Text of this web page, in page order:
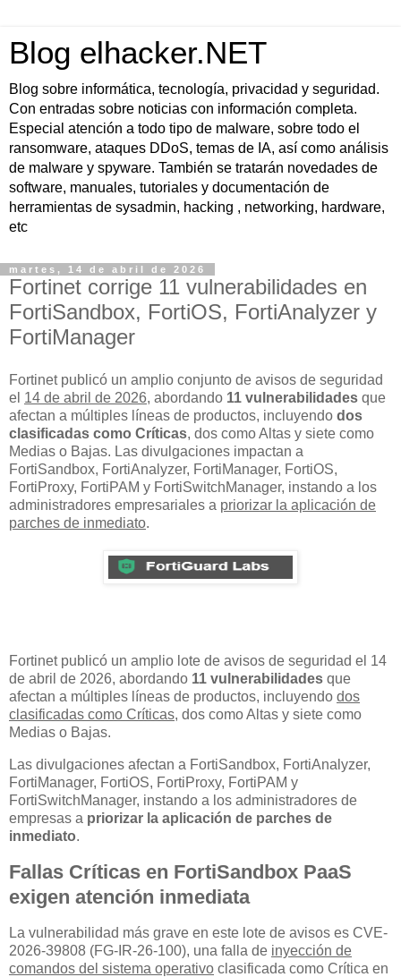
Blog elhacker.NET
Blog sobre informática, tecnología, privacidad y seguridad.
Con entradas sobre noticias con información completa.
Especial atención a todo tipo de malware, sobre todo el
ransomware, ataques DDoS, temas de IA, así como análisis
de malware y spyware. También se tratarán novedades de
software, manuales, tutoriales y documentación de
herramientas de sysadmin, hacking , networking, hardware,
etc
martes, 14 de abril de 2026
Fortinet corrige 11 vulnerabilidades en
FortiSandbox, FortiOS, FortiAnalyzer y
FortiManager
Fortinet publicó un amplio conjunto de avisos de seguridad
el 14 de abril de 2026, abordando 11 vulnerabilidades que
afectan a múltiples líneas de productos, incluyendo dos
clasificadas como Críticas, dos como Altas y siete como
Medias o Bajas. Las divulgaciones impactan a
FortiSandbox, FortiAnalyzer, FortiManager, FortiOS,
FortiProxy, FortiPAM y FortiSwitchManager, instando a los
administradores empresariales a priorizar la aplicación de
parches de inmediato.
Fortinet publicó un amplio lote de avisos de seguridad el 14
de abril de 2026, abordando 11 vulnerabilidades que
afectan a múltiples líneas de productos, incluyendo dos
clasificadas como Críticas, dos como Altas y siete como
Medias o Bajas.
Las divulgaciones afectan a FortiSandbox, FortiAnalyzer,
FortiManager, FortiOS, FortiProxy, FortiPAM y
FortiSwitchManager, instando a los administradores de
empresas a priorizar la aplicación de parches de
inmediato.
Fallas Críticas en FortiSandbox PaaS
exigen atención inmediata
La vulnerabilidad más grave en este lote de avisos es CVE-
2026-39808 (FG-IR-26-100), una falla de inyección de
comandos del sistema operativo clasificada como Crítica en